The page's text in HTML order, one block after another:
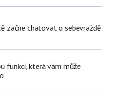
začne chatovat o sebevraždě
funkci, která vám může